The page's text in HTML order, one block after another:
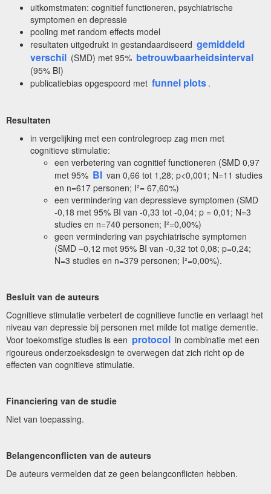
uitkomstmaten: cognitief functioneren, psychiatrische
symptomen en depressie
pooling met random effects model
resultaten uitgedrukt in gestandaardiseerd gemiddeld
verschil (SMD) met 95% betrouwbaarheidsinterval
(95% BI)
publicatiebias opgespoord met funnel plots .
Resultaten
in vergelijking met een controlegroep zag men met
cognitieve stimulatie:
een verbetering van cognitief functioneren (SMD 0,97
met 95% BI van 0,66 tot 1,28; p<0,001; N=11 studies
en n=617 personen; I²= 67,60%)
een vermindering van depressieve symptomen (SMD
-0,18 met 95% BI van -0,33 tot -0,04; p = 0,01; N=3
studies en n=740 personen; I²=0,00%)
geen vermindering van psychiatrische symptomen
(SMD –0,12 met 95% BI van -0,32 tot 0,08; p=0,24;
N=3 studies en n=379 personen; I²=0,00%).
Besluit van de auteurs
Cognitieve stimulatie verbetert de cognitieve functie en verlaagt het
niveau van depressie bij personen met milde tot matige dementie.
Voor toekomstige studies is een protocol in combinatie met een
rigoureus onderzoeksdesign te overwegen dat zich richt op de
effecten van cognitieve stimulatie.
Financiering van de studie
Niet van toepassing.
Belangenconflicten van de auteurs
De auteurs vermelden dat ze geen belangconflicten hebben.